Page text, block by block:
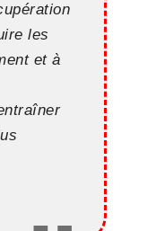
les
et à